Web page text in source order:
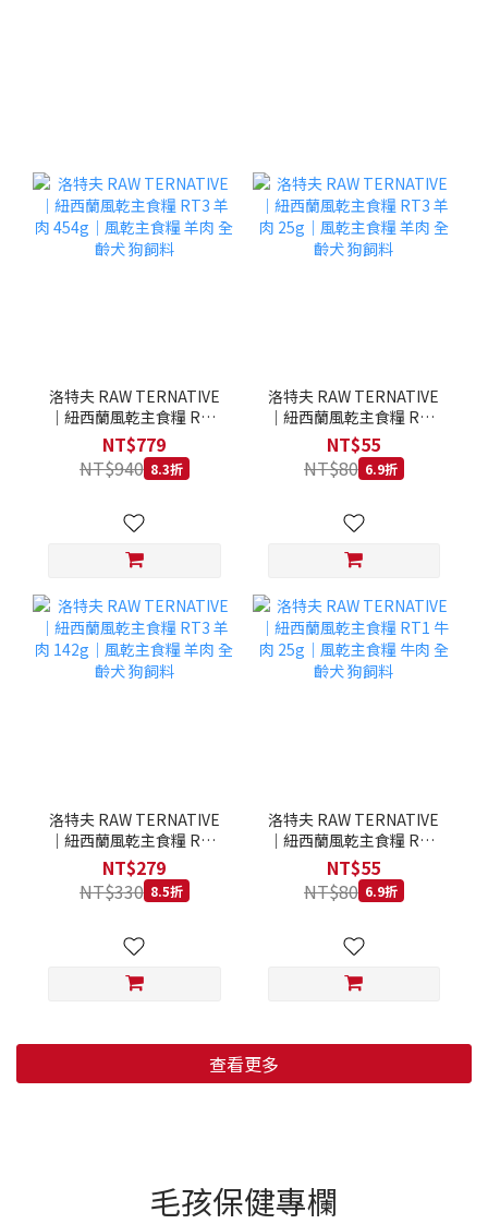
洛特夫 RAW TERNATIVE
｜紐西蘭風乾主食糧 RT3
羊肉 454g｜風乾主食糧 羊
肉 全齡犬 狗飼料
NT$779
NT$940 8.3折
洛特夫 RAW TERNATIVE
｜紐西蘭風乾主食糧 RT3
羊肉 25g｜風乾主食糧 羊
肉 全齡犬 狗飼料
NT$55
NT$80 6.9折
洛特夫 RAW TERNATIVE
｜紐西蘭風乾主食糧 RT3
羊肉 142g｜風乾主食糧 羊
肉 全齡犬 狗飼料
NT$279
NT$330 8.5折
洛特夫 RAW TERNATIVE
｜紐西蘭風乾主食糧 RT1
牛肉 25g｜風乾主食糧 牛
肉 全齡犬 狗飼料
NT$55
NT$80 6.9折
查看更多
毛孩保健專欄